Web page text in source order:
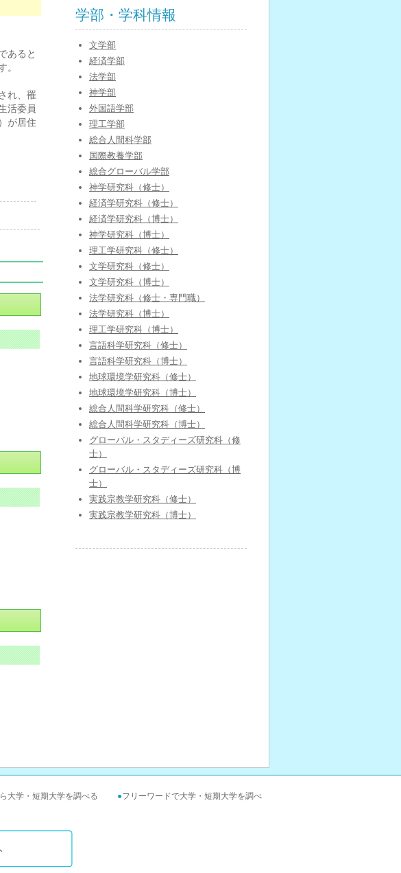
あると
。
れ、罹
活委員
が居住
学部・学科情報
文学部
経済学部
法学部
神学部
外国語学部
理工学部
総合人間科学部
国際教養学部
総合グローバル学部
神学研究科（修士）
経済学研究科（修士）
経済学研究科（博士）
神学研究科（博士）
理工学研究科（修士）
文学研究科（修士）
文学研究科（博士）
法学研究科（修士・専門職）
法学研究科（博士）
理工学研究科（博士）
言語科学研究科（修士）
言語科学研究科（博士）
地球環境学研究科（修士）
地球環境学研究科（博士）
総合人間科学研究科（修士）
総合人間科学研究科（博士）
グローバル・スタディーズ研究科（修
士）
グローバル・スタディーズ研究科（博
士）
実践宗教学研究科（修士）
実践宗教学研究科（博士）
大学・短期大学を調べる ●フリーワードで大学・短期大学を調べ